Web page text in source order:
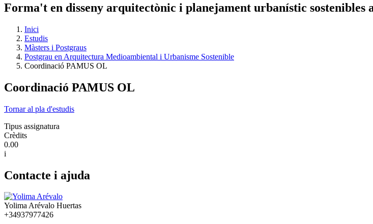
Forma't en disseny arquitectònic i planejament urbanístic sostenibles
Inici
Estudis
Màsters i Postgraus
Postgrau en Arquitectura Medioambiental i Urbanisme Sostenible
Coordinació PAMUS OL
Coordinació PAMUS OL
Tornar al pla d'estudis
Tipus assignatura
Crèdits
0.00
i
Contacte i ajuda
Yolima Arévalo Huertas
+34937977426